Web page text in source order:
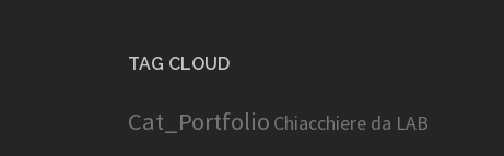
TAG CLOUD
Cat_Portfolio Chiacchiere da LAB